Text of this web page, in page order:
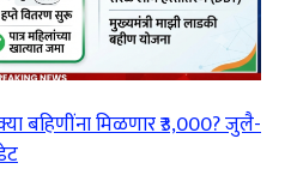
बहिणींना मिळणार ₹3,000? जुलै-